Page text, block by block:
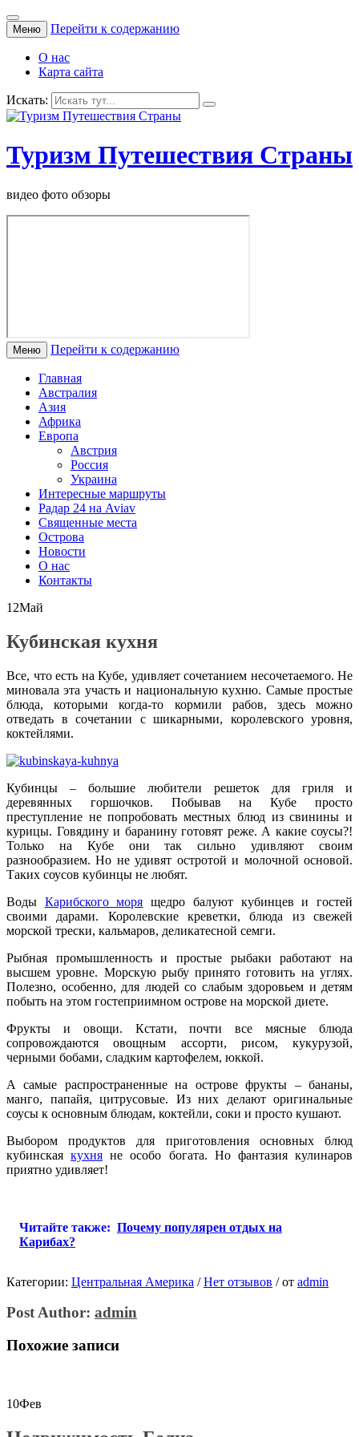
Меню Перейти к содержанию
О нас
Карта сайта
Искать:
Туризм Путешествия Страны
видео фото обзоры
Меню Перейти к содержанию
Главная
Австралия
Азия
Африка
Европа
Австрия
Россия
Украина
Интересные маршруты
Радар 24 на Aviav
Священные места
Острова
Новости
О нас
Контакты
12Май
Кубинская кухня
Все, что есть на Кубе, удивляет сочетанием несочетаемого. Не
миновала эта участь и национальную кухню. Самые простые
блюда, которыми когда-то кормили рабов, здесь можно
отведать в сочетании с шикарными, королевского уровня,
коктейлями.
Кубинцы – большие любители решеток для гриля и
деревянных горшочков. Побывав на Кубе просто
преступление не попробовать местных блюд из свинины и
курицы. Говядину и баранину готовят реже. А какие соусы?!
Только на Кубе они так сильно удивляют своим
разнообразием. Но не удивят остротой и молочной основой.
Таких соусов кубинцы не любят.
Воды Карибского моря щедро балуют кубинцев и гостей
своими дарами. Королевские креветки, блюда из свежей
морской трески, кальмаров, деликатесной семги.
Рыбная промышленность и простые рыбаки работают на
высшем уровне. Морскую рыбу принято готовить на углях.
Полезно, особенно, для людей со слабым здоровьем и детям
побыть на этом гостеприимном острове на морской диете.
Фрукты и овощи. Кстати, почти все мясные блюда
сопровождаются овощным ассорти, рисом, кукурузой,
черными бобами, сладким картофелем, юккой.
А самые распространенные на острове фрукты – бананы,
манго, папайя, цитрусовые. Из них делают оригинальные
соусы к основным блюдам, коктейли, соки и просто кушают.
Выбором продуктов для приготовления основных блюд
кубинскаякухня не особо богата. Но фантазия кулинаров
приятно удивляет!
Читайте также: Почему популярен отдых на
Карибах?
Категории: Центральная Америка / Нет отзывов /от admin
Post Author: admin
Похожие записи
10Фев